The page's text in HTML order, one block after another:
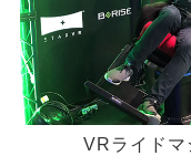
VRライドマ